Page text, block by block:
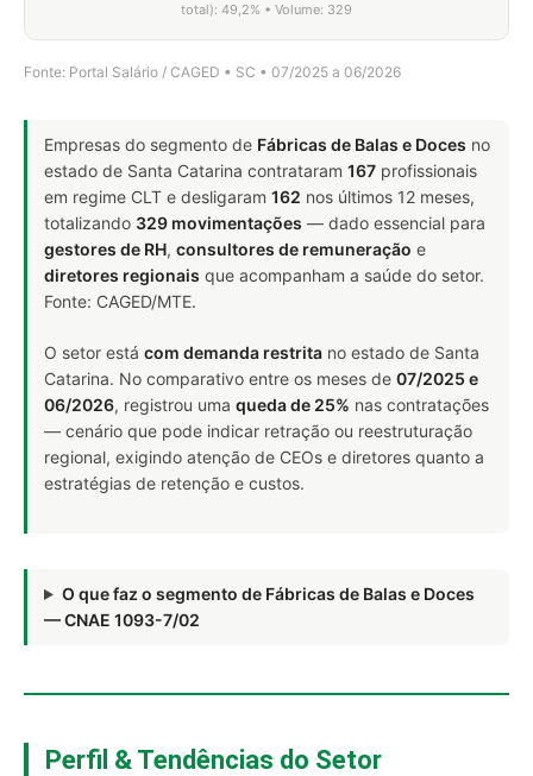
total): 49,2% • Volume: 329
Fonte: Portal Salário / CAGED • SC • 07/2025 a 06/2026
Empresas do segmento de Fábricas de Balas e Doces no
estado de Santa Catarina contrataram 167 profissionais
em regime CLT e desligaram 162 nos últimos 12 meses,
totalizando 329 movimentações — dado essencial para
gestores de RH, consultores de remuneração e
diretores regionais que acompanham a saúde do setor.
Fonte: CAGED/MTE.
O setor está com demanda restrita no estado de Santa
Catarina. No comparativo entre os meses de 07/2025 e
06/2026, registrou uma queda de 25% nas contratações
— cenário que pode indicar retração ou reestruturação
regional, exigindo atenção de CEOs e diretores quanto a
estratégias de retenção e custos.
O que faz o segmento de Fábricas de Balas e Doces
— CNAE 1093-7/02
Perfil & Tendências do Setor